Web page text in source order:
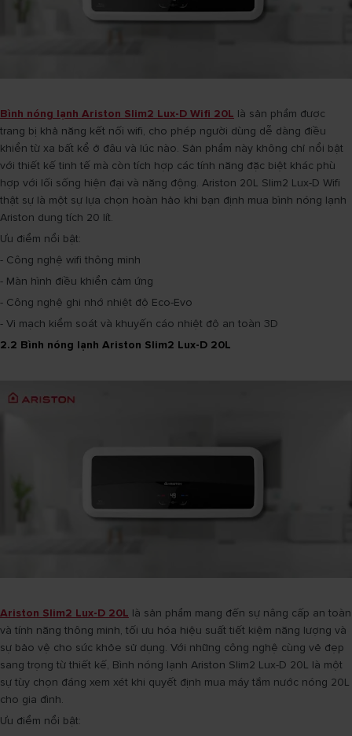
Bình nóng lạnh Ariston Slim2 Lux-D Wifi 20L là sản phẩm được
trang bị khả năng kết nối wifi, cho phép người dùng dễ dàng điều
khiển từ xa bất kể ở đâu và lúc nào. Sản phẩm này không chỉ nổi bật
với thiết kế tinh tế mà còn tích hợp các tính năng đặc biệt khác phù
hợp với lối sống hiện đại và năng động. Ariston 20L Slim2 Lux-D Wifi
thật sự là một sự lựa chọn hoàn hảo khi bạn định mua bình nóng lạnh
Ariston dung tích 20 lít.
Ưu điểm nổi bật:
- Công nghệ wifi thông minh
- Màn hình điều khiển cảm ứng
- Công nghệ ghi nhớ nhiệt độ Eco-Evo
- Vi mạch kiểm soát và khuyến cáo nhiệt độ an toàn 3D
2.2 Bình nóng lạnh Ariston Slim2 Lux-D 20L
Ariston Slim2 Lux-D 20L là sản phẩm mang đến sự nâng cấp an toàn
và tính năng thông minh, tối ưu hóa hiệu suất tiết kiệm năng lượng và
sự bảo vệ cho sức khỏe sử dụng. Với những công nghệ cùng vẻ đẹp
sang trọng từ thiết kế, Bình nóng lạnh Ariston Slim2 Lux-D 20L là một
sự tùy chọn đáng xem xét khi quyết định mua máy tắm nước nóng 20L
cho gia đình.
Ưu điểm nổi bật: